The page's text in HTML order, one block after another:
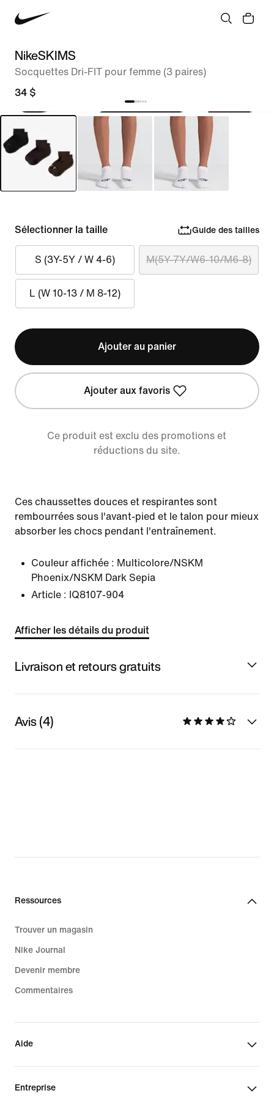
NikeSKIMS
Socquettes Dri-FIT pour femme (3 paires)
34 $
Sélectionner la taille Guide des tailles
S (3Y-5Y / W 4-6) M(5Y-7Y/W6-10/M6-8)
L (W 10-13 / M 8-12)
Ajouter au panier
Ajouter aux favoris
Ce produit est exclu des promotions et
réductions du site.
Ces chaussettes douces et respirantes sont
rembourrées sous l'avant-pied et le talon pour mieux
absorber les chocs pendant l'entraînement.
Couleur affichée : Multicolore/NSKM
Phoenix/NSKM Dark Sepia
Article : IQ8107-904
Afficher les détails du produit
Livraison et retours gratuits
Avis (4)
Ressources
Trouver un magasin
Nike Journal
Devenir membre
Commentaires
Aide
Entreprise